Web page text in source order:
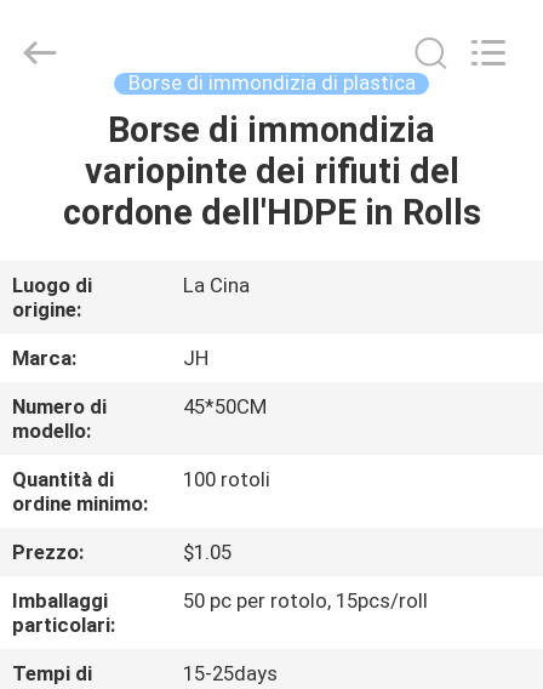
PRODOTTI
CIRCA
NOI
GIRO
DELLA
FABBRICA
CONTROLLO
DI
QUALITÀ
Material
Borse di immondizia di plastica
Borse di immondizia
variopinte dei rifiuti del
cordone dell'HDPE in Rolls
Luogo di
origine:
La Cina
Marca:
JH
Numero di
modello:
45*50CM
Quantità di
ordine minimo:
100 rotoli
Prezzo:
$1.05
Imballaggi
particolari:
50 pc per rotolo, 15pcs/roll
Tempi di
15-25days